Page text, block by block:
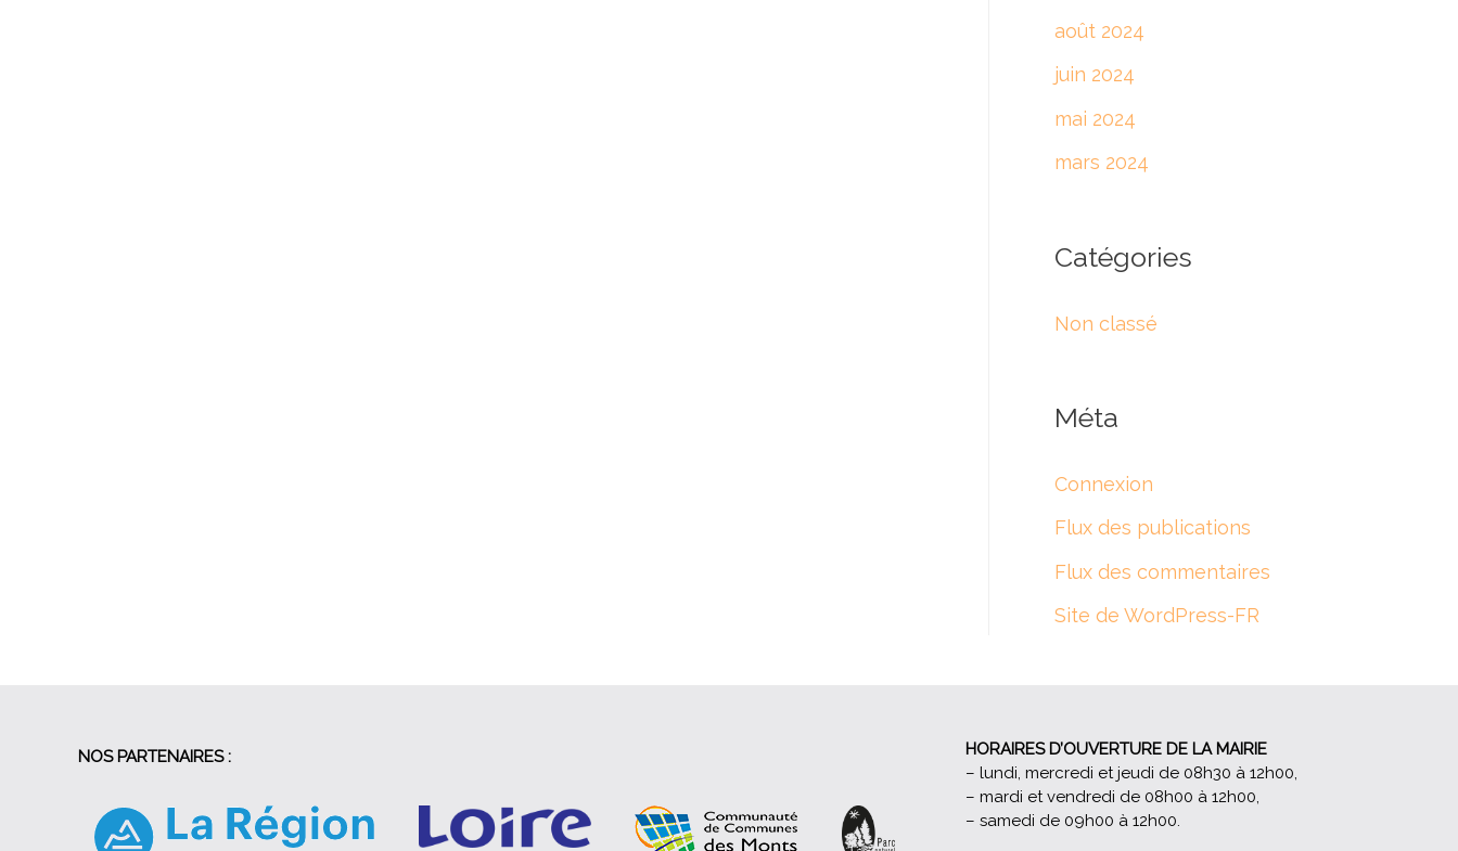
août 2024
juin 2024
mai 2024
mars 2024
Catégories
Non classé
Méta
Connexion
Flux des publications
Flux des commentaires
Site de WordPress-FR
NOS PARTENAIRES :
HORAIRES D’OUVERTURE DE LA MAIRIE
– lundi, mercredi et jeudi de 08h30 à 12h00,
– mardi et vendredi de 08h00 à 12h00,
– samedi de 09h00 à 12h00.